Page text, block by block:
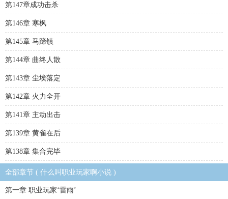
第147章成功击杀
第146章 寒枫
第145章 马蹄镇
第144章 曲终人散
第143章 尘埃落定
第142章 火力全开
第141章 主动出击
第139章 黄雀在后
第138章 集合完毕
全部章节 ( 什么叫职业玩家啊小说 )
第一章 职业玩家‘雷雨’